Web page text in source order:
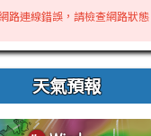
路連線錯誤，請檢查網路狀態
天氣預報